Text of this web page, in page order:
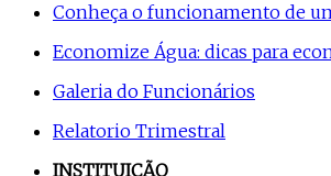
Conheça o funcionamento de
Economize Água: dicas para
Galeria do Funcionários
Relatorio Trimestral
INSTITUIÇÃO